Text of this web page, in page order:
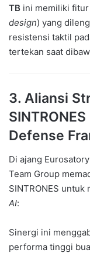
TB ini memiliki fitur
design) yang
resistensi taktil
tertekan saat
3. Aliansi
Defense
Di ajang
Team Group
SINTRONES
AI:
Sinergi ini
performa tinggi